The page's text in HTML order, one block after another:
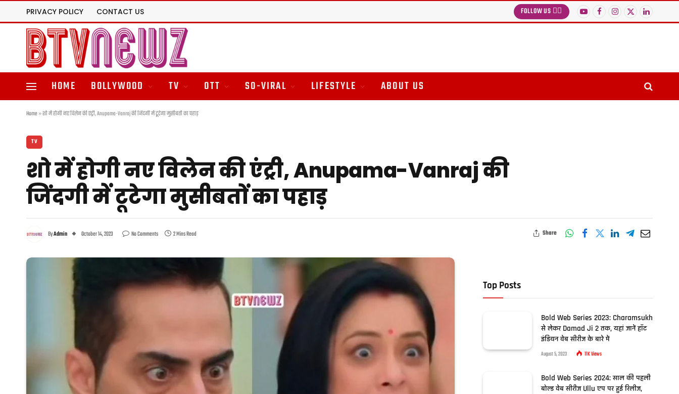
PRIVACY POLICY CONTACT US FOLLOW US 👉🏻 YouTubeFacebook
Instagram
X
(Twitter)
LinkedIn
HOME BOLLYWOOD TV OTT SO-VIRAL LIFESTYLE ABOUT US
Home»शो में होगी नए विलेन की एंट्री, Anupama-Vanraj की जिंदगी में टूटेगा मुसीबतों का पहाड़
TV
शो में होगी नए विलेन की एंट्री, Anupama-Vanraj की
जिंदगी में टूटेगा मुसीबतों का पहाड़
ByAdmin October 14, 2023 No Comments 2 Mins Read Share
Top Posts
Bold Web Series 2023: Charamsukh
से लेकर Damad Ji 2 तक, यहां जानें हॉट
इंडियन वेब सीरीज के बारे में
August 5, 2023 11KViews
Bold Web Series 2024: साल की पहली
बोल्ड वेब सीरीज Ullu एप पर हुई रिलीज,